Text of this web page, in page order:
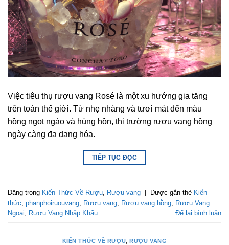
Việc tiêu thụ rượu vang Rosé là một xu hướng gia tăng
trên toàn thế giới. Từ nhẹ nhàng và tươi mát đến màu
hồng ngọt ngào và hùng hồn, thị trường rượu vang hồng
ngày càng đa dạng hóa.
TIẾP TỤC ĐỌC
Đăng trong Kiến Thức Về Rượu Rượu vang | Được gắn thẻ Kiến
thức phanphoiruouvang Rượu vang Rượu vang hồng Rượu Vang
Ngoại
Rượu Vang Nhập Khẩu Để lại bình luận
KIẾN THỨC VỀ RƯỢU, RƯỢU VANG